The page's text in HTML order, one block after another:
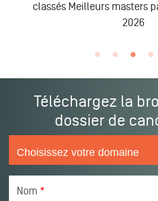
classés Meilleurs masters
2026
Téléchargez la
dossier de
Nom *